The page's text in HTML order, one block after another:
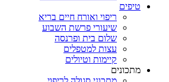
טיפים
ריפוי ואורח חיים בריא
שיעורי פרשת השבוע
שלום בית ופרנסה
עצות למטפלים
קיימות וטיולים
מתכונים